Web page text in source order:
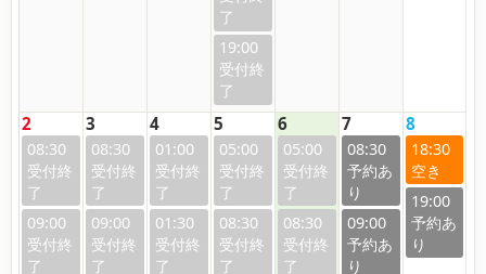
19:00
2
08:30
09:00
3
08:30
09:00
4
01:00
01:30
5
05:00
08:30
6
05:00
08:30
7
08:30
09:00
8
18:30
19:00